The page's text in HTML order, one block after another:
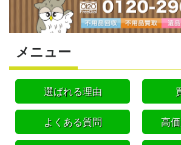
メニュー
選ばれる理由
よくある質問 高